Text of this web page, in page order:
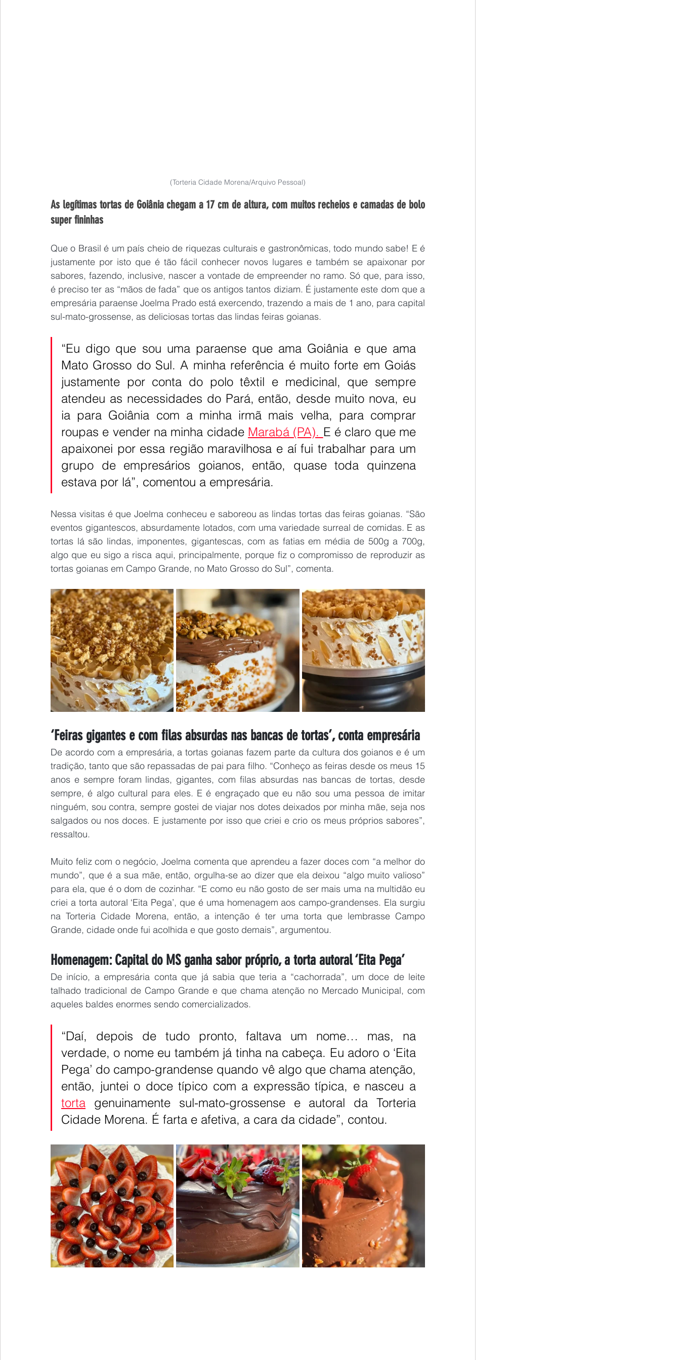
(Torteria Cidade Morena/Arquivo Pessoal)
As legítimas tortas de Goiânia chegam a 17 cm de altura, com muitos recheios e camadas de bolo
super fininhas
Que o Brasil é um país cheio de riquezas culturais e gastronômicas, todo mundo sabe! E é
justamente por isto que é tão fácil conhecer novos lugares e também se apaixonar por
sabores, fazendo, inclusive, nascer a vontade de empreender no ramo. Só que, para isso,
é preciso ter as “mãos de fada” que os antigos tantos diziam. É justamente este dom que a
empresária paraense Joelma Prado está exercendo, trazendo a mais de 1 ano, para capital
sul-mato-grossense, as deliciosas tortas das lindas feiras goianas.
“Eu digo que sou uma paraense que ama Goiânia e que ama
Mato Grosso do Sul. A minha referência é muito forte em Goiás
justamente por conta do polo têxtil e medicinal, que sempre
atendeu as necessidades do Pará, então, desde muito nova, eu
ia para Goiânia com a minha irmã mais velha, para comprar
roupas e vender na minha cidade Marabá (PA). E é claro que me
apaixonei por essa região maravilhosa e aí fui trabalhar para um
grupo de empresários goianos, então, quase toda quinzena
estava por lá”, comentou a empresária.
Nessa visitas é que Joelma conheceu e saboreou as lindas tortas das feiras goianas. “São
eventos gigantescos, absurdamente lotados, com uma variedade surreal de comidas. E as
tortas lá são lindas, imponentes, gigantescas, com as fatias em média de 500g a 700g,
algo que eu sigo a risca aqui, principalmente, porque fiz o compromisso de reproduzir as
tortas goianas em Campo Grande, no Mato Grosso do Sul”, comenta.
‘Feiras gigantes e com filas absurdas nas bancas de tortas’, conta empresária
De acordo com a empresária, a tortas goianas fazem parte da cultura dos goianos e é um
tradição, tanto que são repassadas de pai para filho. “Conheço as feiras desde os meus 15
anos e sempre foram lindas, gigantes, com filas absurdas nas bancas de tortas, desde
sempre, é algo cultural para eles. E é engraçado que eu não sou uma pessoa de imitar
ninguém, sou contra, sempre gostei de viajar nos dotes deixados por minha mãe, seja nos
salgados ou nos doces. E justamente por isso que criei e crio os meus próprios sabores”,
ressaltou.
Muito feliz com o negócio, Joelma comenta que aprendeu a fazer doces com “a melhor do
mundo”, que é a sua mãe, então, orgulha-se ao dizer que ela deixou “algo muito valioso”
para ela, que é o dom de cozinhar. “E como eu não gosto de ser mais uma na multidão eu
criei a torta autoral ‘Eita Pega’, que é uma homenagem aos campo-grandenses. Ela surgiu
na Torteria Cidade Morena, então, a intenção é ter uma torta que lembrasse Campo
Grande, cidade onde fui acolhida e que gosto demais”, argumentou.
Homenagem: Capital do MS ganha sabor próprio, a torta autoral ‘Eita Pega’
De início, a empresária conta que já sabia que teria a “cachorrada”, um doce de leite
talhado tradicional de Campo Grande e que chama atenção no Mercado Municipal, com
aqueles baldes enormes sendo comercializados.
“Daí, depois de tudo pronto, faltava um nome… mas, na
verdade, o nome eu também já tinha na cabeça. Eu adoro o ‘Eita
Pega’ do campo-grandense quando vê algo que chama atenção,
torta genuinamente sul-mato-grossense e autoral da Torteria
Cidade Morena. É farta e afetiva, a cara da cidade”, contou.